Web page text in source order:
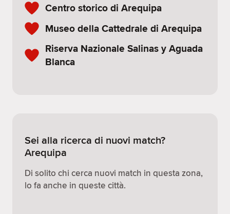
Centro storico di Arequipa
Museo della Cattedrale di Arequipa
Riserva Nazionale Salinas y Aguada
Blanca
Sei alla ricerca di nuovi match?
Arequipa
Di solito chi cerca nuovi match in questa zona,
lo fa anche in queste città.